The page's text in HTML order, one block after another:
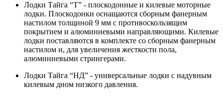
Лодки Тайга “Т” - плоскодонные и килевые моторные
лодки. Плоскодонки оснащаются сборным фанерным
настилом толщиной 9 мм с противоскользящим
покрытием и алюминиевыми направляющими. Килевые
лодки поставляются в комплекте со сборным фанерным
настилом и, для увеличения жесткости пола,
алюминиевыми стрингерами.
Лодки Тайга “НД” - универсальные лодки с надувным
килевым дном низкого давления.